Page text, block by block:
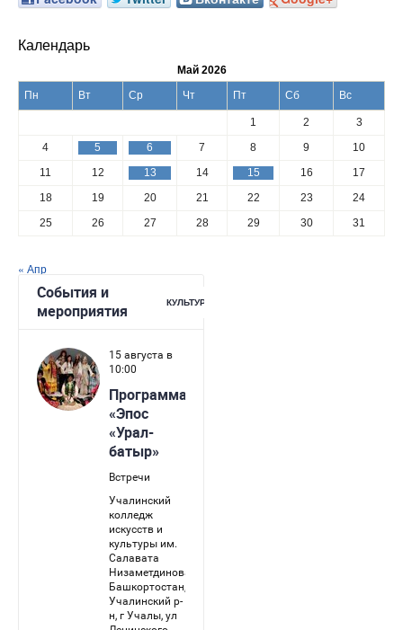
Календарь
Май 2026
Пн
Вт Ср Чт Пт Сб Вс
1 2
3
4
5 6 7 8 9
10
11
12 13 14 15 16
17
18
19 20 21 22 23
24
25
26 27 28 29 30 31
« Апр